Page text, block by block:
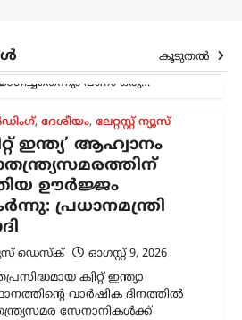
കൂടുതൽ
മൊഴി നൽകി.
ഈ തുക
പണം ഒരു…
, ദേശീയം, ലേറ്റസ്റ്റ് ന്യൂസ്
ഇന്ത്യ’ ആഹ്വാനം
ഊർജ്ജം
പ്രധാനമന്ത്രി
ഡെസ്ക്
ഓഗസ്റ്റ്‌ 9, 2026
ക്വിറ്റ് ഇന്ത്യാ
വാർഷിക ദിനത്തിൽ
സേനാനികൾക്ക്